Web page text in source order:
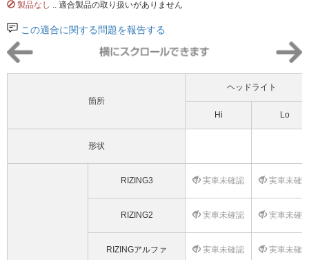
製品なし .. 適合製品の取り扱いがありません
この適合に関する問題を報告する
箇所
ヘッドライト
Hi Lo
形状
RIZING3 実車未確認 実車未確
RIZING2 実車未確認 実車未確
RIZINGアルファ 実車未確認 実車未確